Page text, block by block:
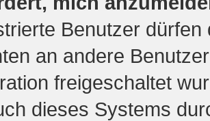
Benutzer
an andere
freigeschaltet
dieses Systems